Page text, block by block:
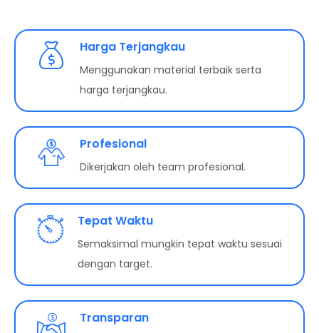
Harga Terjangkau
Menggunakan material terbaik serta
harga terjangkau.
Profesional
Dikerjakan oleh team profesional.
Tepat Waktu
Semaksimal mungkin tepat waktu sesuai
dengan target.
Transparan